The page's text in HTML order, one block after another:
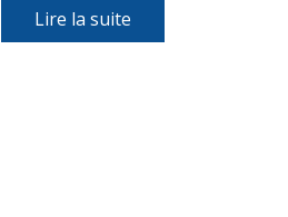
Lire la suite​